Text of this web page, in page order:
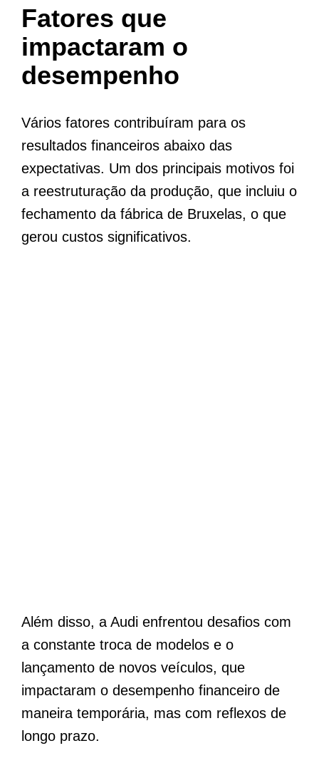
Fatores que
impactaram o
desempenho
Vários fatores contribuíram para os
resultados financeiros abaixo das
expectativas. Um dos principais motivos foi
a reestruturação da produção, que incluiu o
fechamento da fábrica de Bruxelas, o que
gerou custos significativos.
Além disso, a Audi enfrentou desafios com
a constante troca de modelos e o
lançamento de novos veículos, que
impactaram o desempenho financeiro de
maneira temporária, mas com reflexos de
longo prazo.